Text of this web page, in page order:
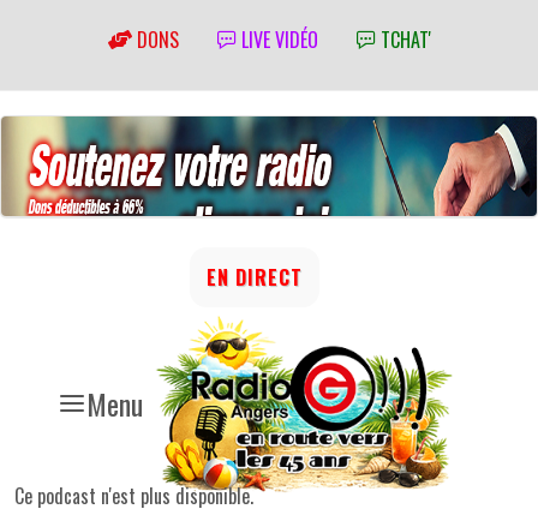
DONS LIVE VIDÉO TCHAT'
Menu
EN DIRECT
Ce podcast n'est plus disponible.